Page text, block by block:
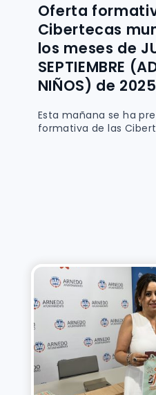
Oferta
Cibertecas
los meses de
SEPTIEMBRE
NIÑOS) de
Esta mañana se ha
formativa de las